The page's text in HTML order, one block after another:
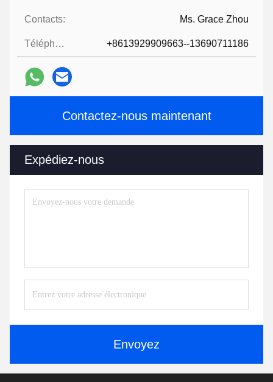
Contacts: Ms. Grace Zhou
Téléphone: +8613929909663--13690711186
Contactez-nous maintenant
Expédiez-nous
Envoyez